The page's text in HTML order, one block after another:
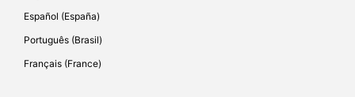
Español (España)
Português (Brasil)
Français (France)